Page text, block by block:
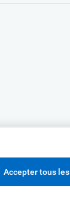
Accepter tous